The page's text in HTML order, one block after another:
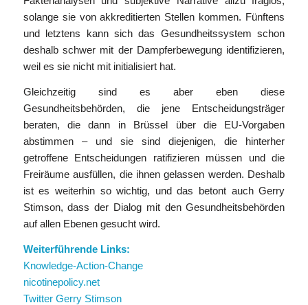
solange sie von akkreditierten Stellen kommen. Fünftens
und letztens kann sich das Gesundheitssystem schon
deshalb schwer mit der Dampferbewegung identifizieren,
weil es sie nicht mit initialisiert hat.
Gleichzeitig sind es aber eben diese
Gesundheitsbehörden, die jene Entscheidungsträger
beraten, die dann in Brüssel über die EU-Vorgaben
abstimmen – und sie sind diejenigen, die hinterher
getroffene Entscheidungen ratifizieren müssen und die
Freiräume ausfüllen, die ihnen gelassen werden. Deshalb
ist es weiterhin so wichtig, und das betont auch Gerry
Stimson, dass der Dialog mit den Gesundheitsbehörden
auf allen Ebenen gesucht wird.
Weiterführende Links:
Knowledge-Action-Change
nicotinepolicy.net
Twitter Gerry Stimson